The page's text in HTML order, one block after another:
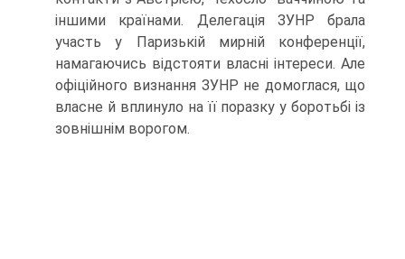
іншими країнами. Делегація ЗУНР брала
участь у Паризькій мирній конференції,
намагаючись відстояти власні інтереси. Але
офіційного визнання ЗУНР не домоглася, що
власне й вплинуло на її поразку у боротьбі із
зовнішнім ворогом.